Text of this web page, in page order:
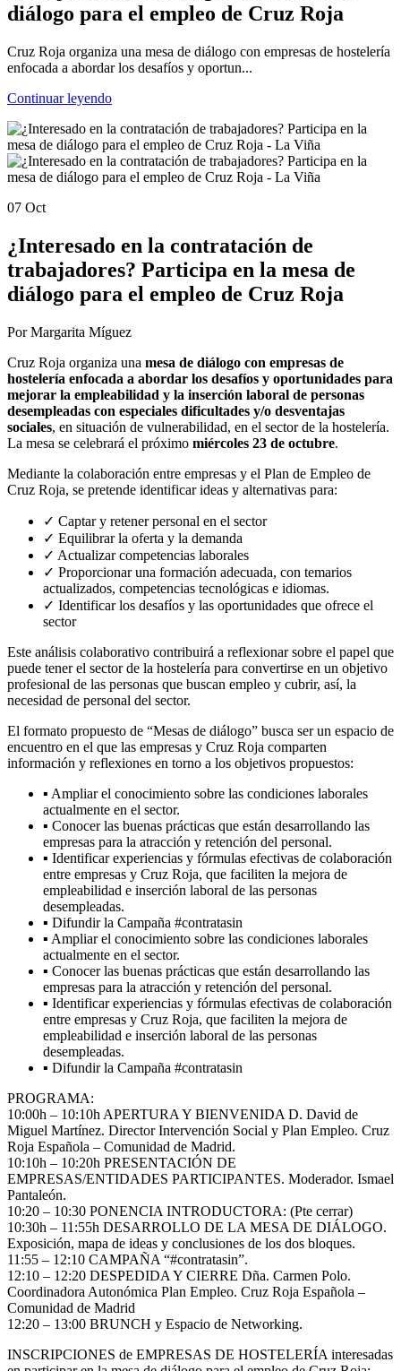
diálogo para el empleo de Cruz Roja
Cruz Roja organiza una mesa de diálogo con empresas de hostelería
enfocada a abordar los desafíos y oportun...
Continuar leyendo
07 Oct
¿Interesado en la contratación de
trabajadores? Participa en la mesa de
diálogo para el empleo de Cruz Roja
Por Margarita Míguez
Cruz Roja organiza una mesa de diálogo con empresas de
hostelería enfocada a abordar los desafíos y oportunidades para
mejorar la empleabilidad y la inserción laboral de personas
desempleadas con especiales dificultades y/o desventajas
sociales, en situación de vulnerabilidad, en el sector de la hostelería.
La mesa se celebrará el próximo miércoles 23 de octubre.
Mediante la colaboración entre empresas y el Plan de Empleo de
Cruz Roja, se pretende identificar ideas y alternativas para:
✓ Captar y retener personal en el sector
✓ Equilibrar la oferta y la demanda
✓ Actualizar competencias laborales
✓ Proporcionar una formación adecuada, con temarios
actualizados, competencias tecnológicas e idiomas.
✓ Identificar los desafíos y las oportunidades que ofrece el
sector
Este análisis colaborativo contribuirá a reflexionar sobre el papel que
puede tener el sector de la hostelería para convertirse en un objetivo
profesional de las personas que buscan empleo y cubrir, así, la
necesidad de personal del sector.
El formato propuesto de “Mesas de diálogo” busca ser un espacio de
encuentro en el que las empresas y Cruz Roja comparten
información y reflexiones en torno a los objetivos propuestos:
▪ Ampliar el conocimiento sobre las condiciones laborales
actualmente en el sector.
▪ Conocer las buenas prácticas que están desarrollando las
empresas para la atracción y retención del personal.
▪ Identificar experiencias y fórmulas efectivas de colaboración
entre empresas y Cruz Roja, que faciliten la mejora de
empleabilidad e inserción laboral de las personas
desempleadas.
▪ Difundir la Campaña #contratasin
▪ Ampliar el conocimiento sobre las condiciones laborales
actualmente en el sector.
▪ Conocer las buenas prácticas que están desarrollando las
empresas para la atracción y retención del personal.
▪ Identificar experiencias y fórmulas efectivas de colaboración
entre empresas y Cruz Roja, que faciliten la mejora de
empleabilidad e inserción laboral de las personas
desempleadas.
▪ Difundir la Campaña #contratasin
PROGRAMA:
10:00h – 10:10h APERTURA Y BIENVENIDA D. David de
Miguel Martínez. Director Intervención Social y Plan Empleo. Cruz
Roja Española – Comunidad de Madrid.
10:10h – 10:20h PRESENTACIÓN DE
EMPRESAS/ENTIDADES PARTICIPANTES. Moderador. Ismael
Pantaleón.
10:20 – 10:30 PONENCIA INTRODUCTORA: (Pte cerrar)
10:30h – 11:55h DESARROLLO DE LA MESA DE DIÁLOGO.
Exposición, mapa de ideas y conclusiones de los dos bloques.
11:55 – 12:10 CAMPAÑA “#contratasin”.
12:10 – 12:20 DESPEDIDA Y CIERRE Dña. Carmen Polo.
Coordinadora Autonómica Plan Empleo. Cruz Roja Española –
Comunidad de Madrid
12:20 – 13:00 BRUNCH y Espacio de Networking.
INSCRIPCIONES de EMPRESAS DE HOSTELERÍA interesadas